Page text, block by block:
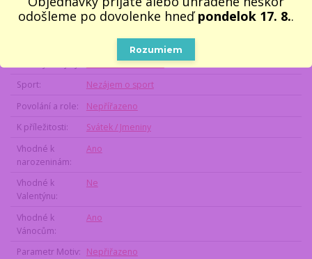
Příjemce dárku
Jen ženy
Kouzelný / Pohádkový
Interiér a dekorace
Sport
Nezájem o sport
Povolání a role
Nepřířazeno
K příležitosti
Svátek / Jmeniny
Vhodné k
narozeninám
Ano
Vhodné k
Valentýnu
Ne
Vhodné k
Vánocům
Ano
Parametr Motiv
Nepřiřazeno
odošleme po dovolenke hneďpondelok 17. 8..
Rozumiem